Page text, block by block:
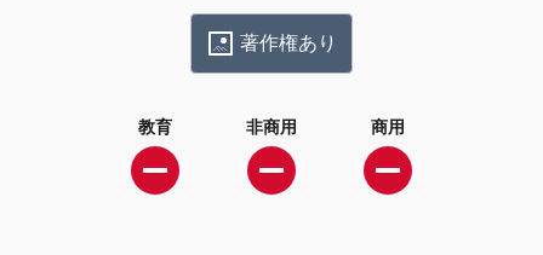
著作権あり
教育 非商用 商用